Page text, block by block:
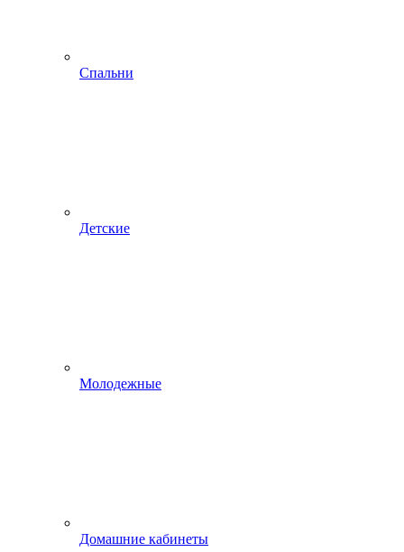
Спальни
Детские
Молодежные
Домашние кабинеты